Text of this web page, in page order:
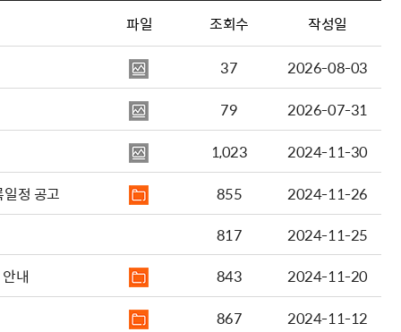
파일 조회수 작성일
37
2026-08-03
79
2026-07-31
1,023
2024-11-30
정 공고
855
2024-11-26
817
2024-11-25
내
843
2024-11-20
867
2024-11-12